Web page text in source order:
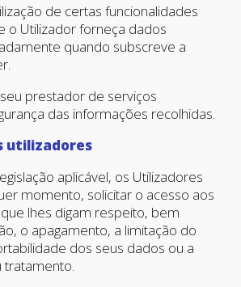
de certas funcionalidades
o Utilizador forneça dados
quando subscreve a
prestador de serviços
das informações recolhidas.
utilizadores
aplicável, os Utilizadores
momento, solicitar o acesso aos
lhes digam respeito, bem
o apagamento, a limitação do
dos seus dados ou a
tratamento.